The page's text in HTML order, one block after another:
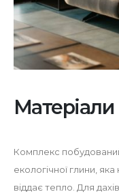
Матеріали
Комплекс
екологічної глини,
віддає тепло. Для